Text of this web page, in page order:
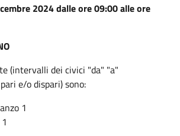
2024 dalle ore 09:00 alle ore
(intervalli dei civici "da" "a"
e/o dispari) sono:
1